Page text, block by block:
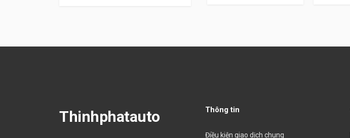
Thinhphatauto Thông tin
Điều kiện giao dịch chung